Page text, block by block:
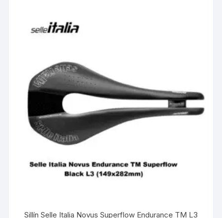
Sillín Selle Italia Novus Superflow Endurance TM L3